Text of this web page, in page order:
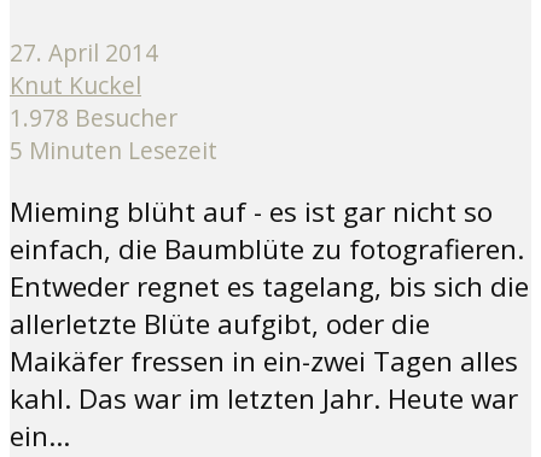
27. April 2014
Knut Kuckel
1.978 Besucher
5 Minuten Lesezeit
Mieming blüht auf - es ist gar nicht so
einfach, die Baumblüte zu fotografieren.
Entweder regnet es tagelang, bis sich die
allerletzte Blüte aufgibt, oder die
Maikäfer fressen in ein-zwei Tagen alles
kahl. Das war im letzten Jahr. Heute war
ein...